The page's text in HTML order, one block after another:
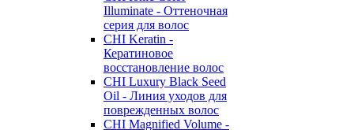
Illuminate - Оттеночная
серия для волос
CHI Keratin -
Кератиновое
восстановление волос
CHI Luxury Black Seed
Oil - Линия уходов для
поврежденных волос
CHI Magnified Volume -